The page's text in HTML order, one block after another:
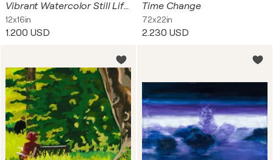
Vibrant Watercolor Still Life Featuring Chinese Pottery and Dragonfruit
12x16in
1.200 USD
Time Change
72x22in
2.230 USD